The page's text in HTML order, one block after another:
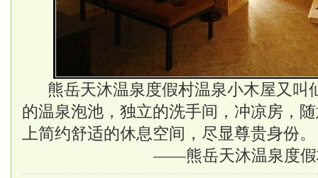
熊岳天沐温泉度假村温泉小木屋又叫
的温泉泡池，独立的洗手间，冲凉房，
上简约舒适的休息空间，尽显尊贵身份。
——熊岳天沐温泉度假